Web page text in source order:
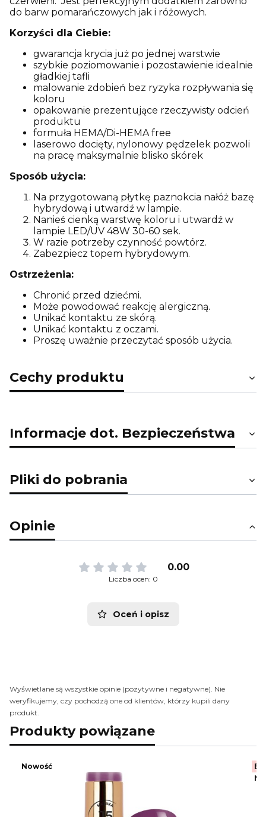
do barw pomarańczowych jak i różowych.
Korzyści dla Ciebie:
gwarancja krycia już po jednej warstwie
szybkie poziomowanie i pozostawienie idealnie
gładkiej tafli
malowanie zdobień bez ryzyka rozpływania się
koloru
opakowanie prezentujące rzeczywisty odcień
produktu
formuła HEMA/Di-HEMA free
laserowo docięty, nylonowy pędzelek pozwoli
na pracę maksymalnie blisko skórek
Sposób użycia:
Na przygotowaną płytkę paznokcia nałóż bazę
hybrydową i utwardź w lampie.
Nanieś cienką warstwę koloru i utwardź w
lampie LED/UV 48W 30-60 sek.
W razie potrzeby czynność powtórz.
Zabezpiecz topem hybrydowym.
Ostrzeżenia:
Chronić przed dziećmi.
Może powodować reakcję alergiczną.
Unikać kontaktu ze skórą.
Unikać kontaktu z oczami.
Proszę uważnie przeczytać sposób użycia.
Cechy produktu
Informacje dot. Bezpieczeństwa
Pliki do pobrania
Opinie
0.00
Liczba ocen: 0
Oceń i opisz
Wyświetlane są wszystkie opinie (pozytywne i negatywne). Nie
weryfikujemy, czy pochodzą one od klientów, którzy kupili dany
produkt.
Produkty powiązane
Nowość